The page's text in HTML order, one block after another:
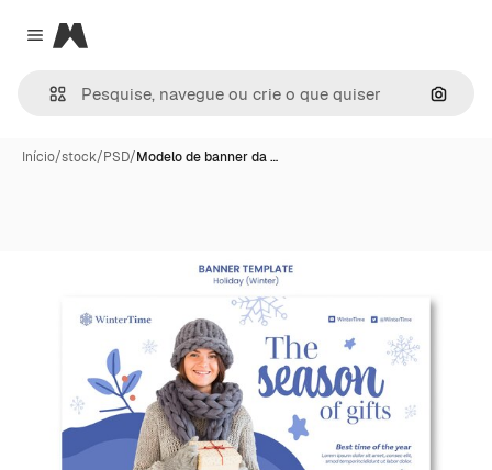
Close menu
Magnific
Início/stock/PSD/Modelo de banner da …